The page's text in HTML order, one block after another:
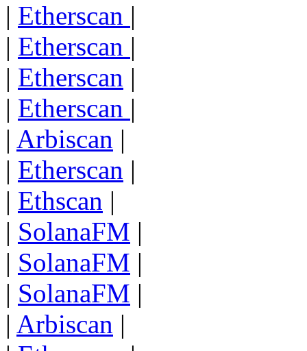
| Etherscan |
| Etherscan |
| Etherscan |
| Etherscan |
| Arbiscan |
| Etherscan |
| Ethscan |
| SolanaFM |
| SolanaFM |
| SolanaFM |
| Arbiscan |